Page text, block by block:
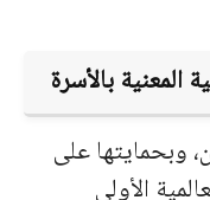
المعنية بالأسرة
وبحمايتها على
الأولى